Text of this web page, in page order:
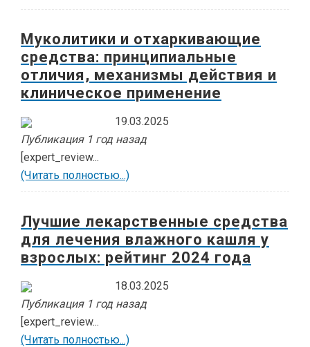
Муколитики и отхаркивающие
средства: принципиальные
отличия, механизмы действия и
клиническое применение
19.03.2025
Публикация 1 год назад
[expert_review...
(Читать полностью...)
Лучшие лекарственные средства
для лечения влажного кашля у
взрослых: рейтинг 2024 года
18.03.2025
Публикация 1 год назад
[expert_review...
(Читать полностью...)